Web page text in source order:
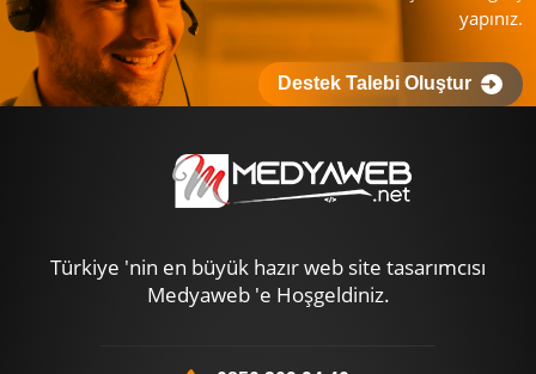
yapınız.
Destek Talebi Oluştur
Türkiye 'nin en büyük hazır web site tasarımcısı
Medyaweb 'e Hoşgeldiniz.